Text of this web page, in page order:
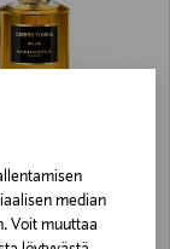
median
Voit muuttaa
De Parfum -tuoksu